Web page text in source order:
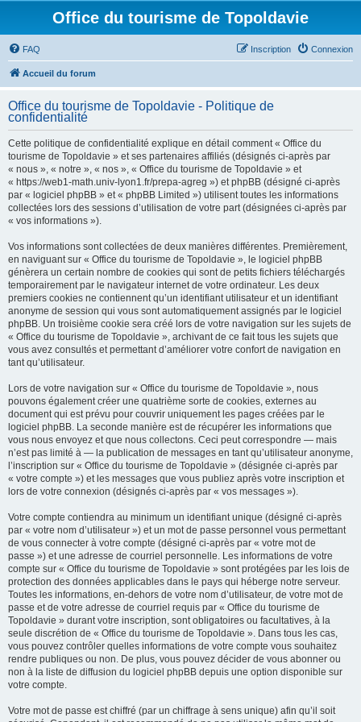
Office du tourisme de Topoldavie
FAQ Connexion
Inscription
Accueil du forum
Office du tourisme de Topoldavie - Politique de
confidentialité
Cette politique de confidentialité explique en détail comment « Office du
tourisme de Topoldavie » et ses partenaires affiliés (désignés ci-après par
« nous », « notre », « nos », « Office du tourisme de Topoldavie » et
« https://web1-math.univ-lyon1.fr/prepa-agreg ») et phpBB (désigné ci-après
par « logiciel phpBB » et « phpBB Limited ») utilisent toutes les informations
collectées lors des sessions d’utilisation de votre part (désignées ci-après par
« vos informations »).
Vos informations sont collectées de deux manières différentes. Premièrement,
en naviguant sur « Office du tourisme de Topoldavie », le logiciel phpBB
génèrera un certain nombre de cookies qui sont de petits fichiers téléchargés
temporairement par le navigateur internet de votre ordinateur. Les deux
premiers cookies ne contiennent qu’un identifiant utilisateur et un identifiant
anonyme de session qui vous sont automatiquement assignés par le logiciel
phpBB. Un troisième cookie sera créé lors de votre navigation sur les sujets de
« Office du tourisme de Topoldavie », archivant de ce fait tous les sujets que
vous avez consultés et permettant d’améliorer votre confort de navigation en
tant qu’utilisateur.
Lors de votre navigation sur « Office du tourisme de Topoldavie », nous
pouvons également créer une quatrième sorte de cookies, externes au
document qui est prévu pour couvrir uniquement les pages créées par le
logiciel phpBB. La seconde manière est de récupérer les informations que
vous nous envoyez et que nous collectons. Ceci peut correspondre — mais
n’est pas limité à — la publication de messages en tant qu’utilisateur anonyme,
l’inscription sur « Office du tourisme de Topoldavie » (désignée ci-après par
« votre compte ») et les messages que vous publiez après votre inscription et
lors de votre connexion (désignés ci-après par « vos messages »).
Votre compte contiendra au minimum un identifiant unique (désigné ci-après
par « votre nom d’utilisateur ») et un mot de passe personnel vous permettant
de vous connecter à votre compte (désigné ci-après par « votre mot de
passe ») et une adresse de courriel personnelle. Les informations de votre
compte sur « Office du tourisme de Topoldavie » sont protégées par les lois de
protection des données applicables dans le pays qui héberge notre serveur.
Toutes les informations, en-dehors de votre nom d’utilisateur, de votre mot de
passe et de votre adresse de courriel requis par « Office du tourisme de
Topoldavie » durant votre inscription, sont obligatoires ou facultatives, à la
seule discrétion de « Office du tourisme de Topoldavie ». Dans tous les cas,
vous pouvez contrôler quelles informations de votre compte vous souhaitez
rendre publiques ou non. De plus, vous pouvez décider de vous abonner ou
non à la liste de diffusion du logiciel phpBB depuis une option disponible sur
votre compte.
Votre mot de passe est chiffré (par un chiffrage à sens unique) afin qu’il soit